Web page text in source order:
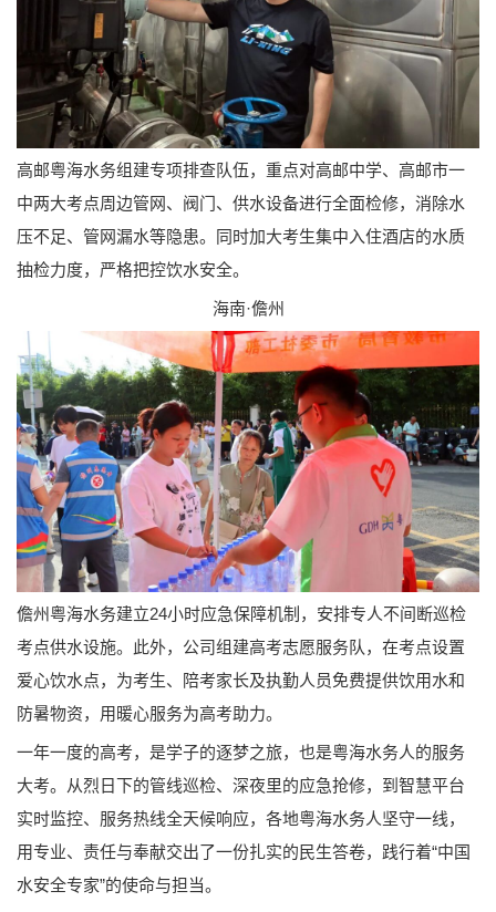
高邮粤海水务组建专项排查队伍，重点对高邮中学、高邮市一
中两大考点周边管网、阀门、供水设备进行全面检修，消除水
压不足、管网漏水等隐患。同时加大考生集中入住酒店的水质
抽检力度，严格把控饮水安全。
海南·儋州
儋州粤海水务建立24小时应急保障机制，安排专人不间断巡检
考点供水设施。此外，公司组建高考志愿服务队，在考点设置
爱心饮水点，为考生、陪考家长及执勤人员免费提供饮用水和
防暑物资，用暖心服务为高考助力。
一年一度的高考，是学子的逐梦之旅，也是粤海水务人的服务
大考。从烈日下的管线巡检、深夜里的应急抢修，到智慧平台
实时监控、服务热线全天候响应，各地粤海水务人坚守一线，
用专业、责任与奉献交出了一份扎实的民生答卷，践行着“中国
水安全专家”的使命与担当。